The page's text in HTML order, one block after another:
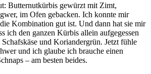
Butternutkürbis gewürzt mit Zimt,
im Ofen gebacken. Ich konnte mir
Kombination gut ist. Und dann hat sie mir
ich den ganzen Kürbis allein aufgegessen
und Koriandergrün. Jetzt fühle
und ich glaube ich brauche einen
– am besten beides.